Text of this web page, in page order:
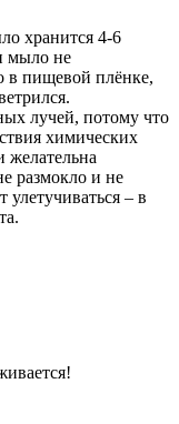
хранится 4-6
мыло не
в пищевой плёнке,
лучей, потому что
химических
желательна
размокло и не
улетучиваться – в